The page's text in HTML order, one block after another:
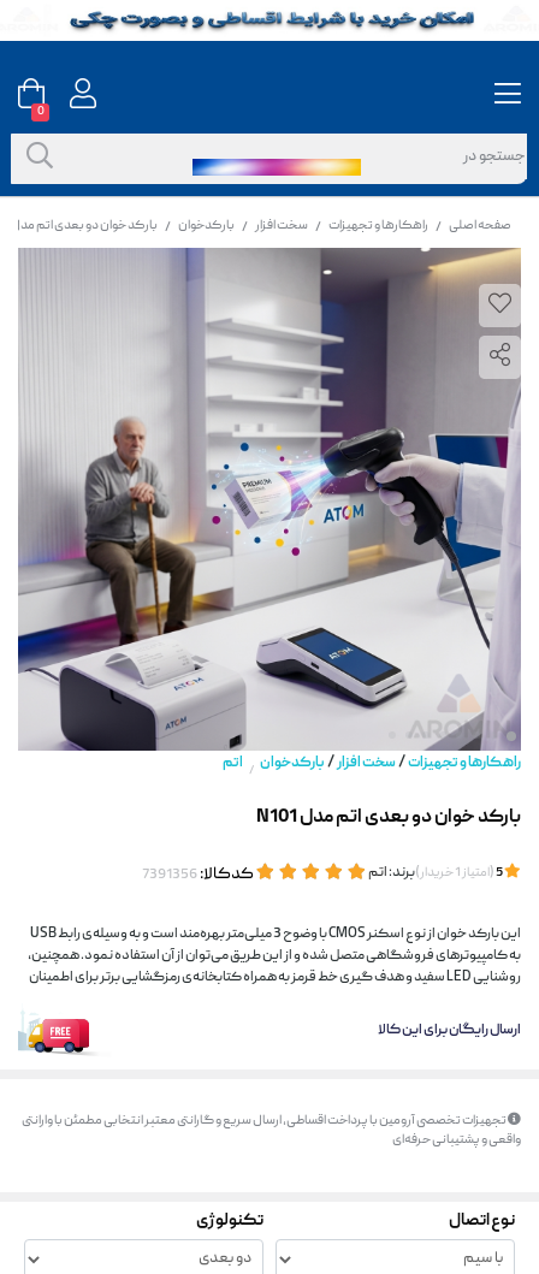
صفحه اصلی / راهکارها و تجهیزات / سخت افزار / بارکدخوان / بارکد خوان دو بعدی اتم مدل N101
راهکارها و تجهیزات/سخت افزار/بارکدخوان / اتم
بارکد خوان دو بعدی اتم مدل N101
(امتیاز1خریدار)برند:اتم کدکالا:
این بارکد خوان از نوع اسکنر CMOS با وضوح 3 میلی‌متر بهره‌مند است و به وسیله‌ی رابط USB
به کامپیوترهای فروشگاهی متصل شده و از این طریق می‌توان از آن استفاده نمود. همچنین،
روشنایی LED سفید و هدف گیری خط قرمز به همراه کتابخانه‌ی رمزگشایی برتر برای اطمینان
ارسال رایگان برای این کالا
تجهیزات تخصصی آرومین با پرداخت اقساطی، ارسال سریع و گارانتی معتبر انتخابی مطمئن با وارانتی
واقعی و پشتیبانی حرفه‌ای
نوع اتصال تکنولوژی
0